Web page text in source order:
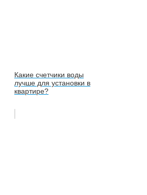
Какие счетчики воды
лучше для установки в
квартире?